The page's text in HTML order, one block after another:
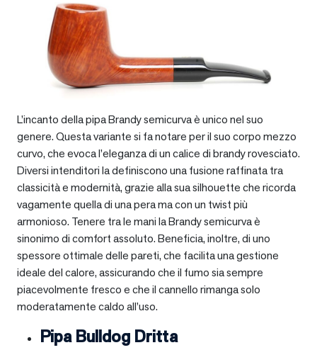
L’incanto della pipa Brandy semicurva è unico nel suo
genere. Questa variante si fa notare per il suo corpo mezzo
curvo, che evoca l’eleganza di un calice di brandy rovesciato.
Diversi intenditori la definiscono una fusione raffinata tra
classicità e modernità, grazie alla sua silhouette che ricorda
vagamente quella di una pera ma con un twist più
armonioso. Tenere tra le mani la Brandy semicurva è
sinonimo di comfort assoluto. Beneficia, inoltre, di uno
spessore ottimale delle pareti, che facilita una gestione
ideale del calore, assicurando che il fumo sia sempre
piacevolmente fresco e che il cannello rimanga solo
moderatamente caldo all’uso.
Pipa Bulldog Dritta